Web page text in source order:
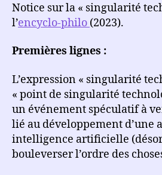
Notice sur la « singularité
l’encyclo-philo (2023).
Premières lignes :
L’expression « singularité
« point de singularité
un événement spéculatif à
lié au développement d’une
intelligence artificielle
bouleverser l’ordre des